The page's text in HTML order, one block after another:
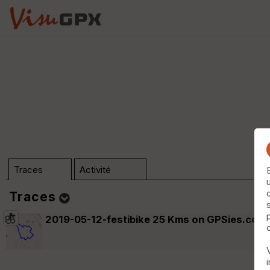
Traces Activité
Traces
Dossier (n°0)
2019-05-12-festibike 25 Kms on GPSies.com